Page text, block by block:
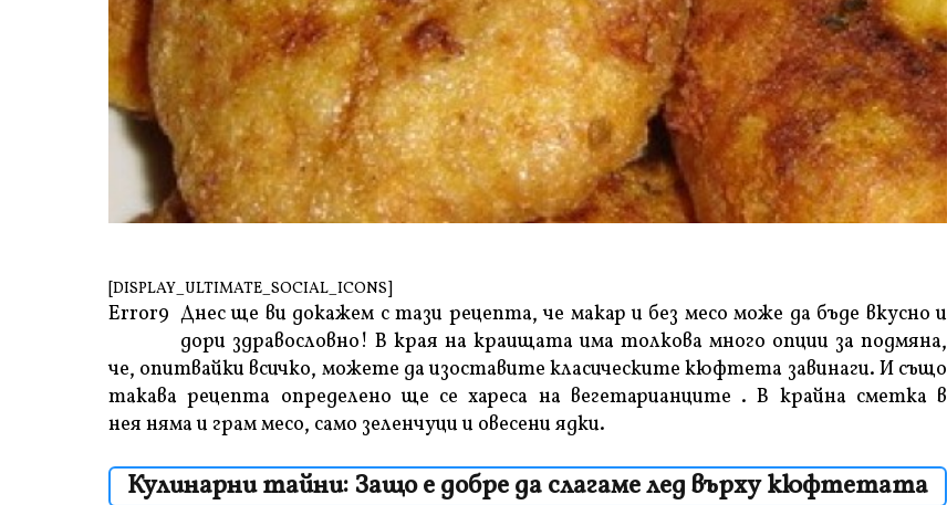
[DISPLAY_ULTIMATE_SOCIAL_ICONS]
Error9 Днес ще ви докажем с тази рецепта, че макар и без месо може да бъде вкусно и
дори здравословно! В края на краищата има толкова много опции за подмяна,
че, опитвайки всичко, можете да изоставите класическите кюфтета завинаги. И също
такава рецепта определено ще се хареса на вегетарианците . В крайна сметка в
нея няма и грам месо, само зеленчуци и овесени ядки.
Кулинарни тайни: Защо е добре да слагаме лед върху кюфтетата